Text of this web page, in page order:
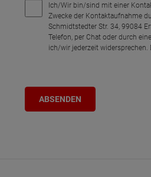
Ich/Wir bin/sind mit einer
Zwecke der Kontaktaufnahme
Schmidtstedter Str. 34, 99084
Telefon, per Chat oder durch
ich/wir jederzeit widersprechen.